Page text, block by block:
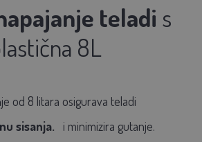
teladi s
8L
od 8 litara osigurava teladi
sisanja.
i minimizira gutanje.